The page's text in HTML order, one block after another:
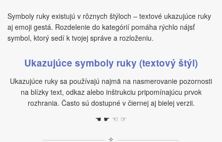
Symboly ruky existujú v rôznych štýloch – textové ukazujúce ruky
aj emoji gestá. Rozdelenie do kategórií pomáha rýchlo nájsť
symbol, ktorý sedí k tvojej správe a rozloženiu.
Ukazujúce symboly ruky (textový štýl)
Ukazujúce ruky sa používajú najmä na nasmerovanie pozornosti
na blízky text, odkaz alebo inštrukciu pripomínajúcu prvok
rozhrania. Často sú dostupné v čiernej aj bielej verzii.
☚ ☛ ☜ ☞
✧